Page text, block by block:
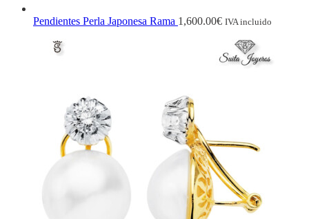
Pendientes Perla Japonesa Rama 1,600.00€ IVA incluido